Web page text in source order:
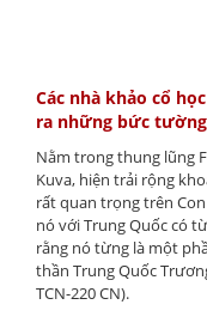
Các nhà khảo cổ
ra những bức
Nằm trong thung lũng
Kuva, hiện trải rộng
rất quan trọng trên
nó với Trung Quốc có
rằng nó từng là một
thần Trung Quốc
TCN-220 CN).